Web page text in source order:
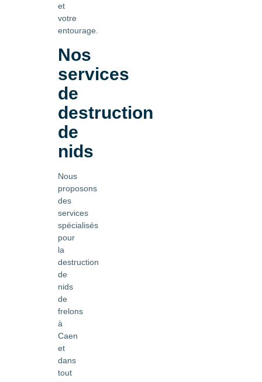
et
votre
entourage.
Nos
services
de
destruction
de
nids
Nous
proposons
des
services
spécialisés
pour
la
destruction
de
nids
de
frelons
à
Caen
et
dans
tout